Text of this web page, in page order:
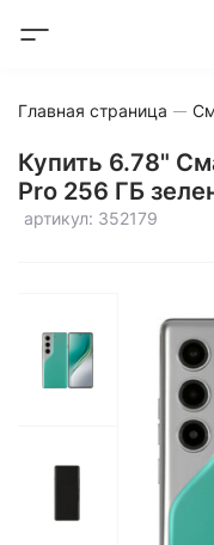
Главная страница
Купить 6.78"
Pro 256 ГБ
артикул: 352179